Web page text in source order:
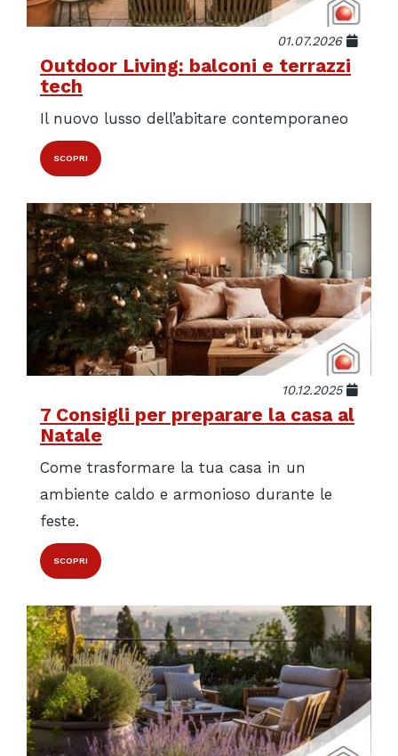
01.07.2026
Outdoor Living: balconi e terrazzi
tech
Il nuovo lusso dell’abitare contemporaneo
SCOPRI
10.12.2025
7 Consigli per preparare la casa al
Natale
Come trasformare la tua casa in un
ambiente caldo e armonioso durante le
feste.
SCOPRI